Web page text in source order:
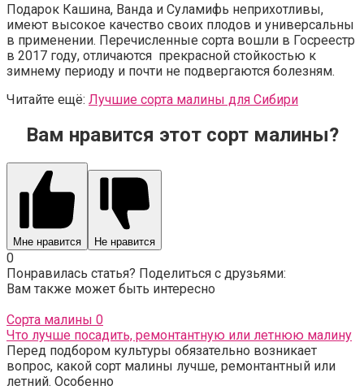
Подарок Кашина, Ванда и Суламифь неприхотливы,
имеют высокое качество своих плодов и универсальны
в применении. Перечисленные сорта вошли в Госреестр
в 2017 году, отличаются прекрасной стойкостью к
зимнему периоду и почти не подвергаются болезням.
Читайте ещё: Лучшие сорта малины для Сибири
Вам нравится этот сорт малины?
Мне нравится Не нравится
0
Понравилась статья? Поделиться с друзьями:
Вам также может быть интересно
Сорта малины 0
Что лучше посадить, ремонтантную или летнюю малину
Перед подбором культуры обязательно возникает
вопрос, какой сорт малины лучше, ремонтантный или
летний. Особенно